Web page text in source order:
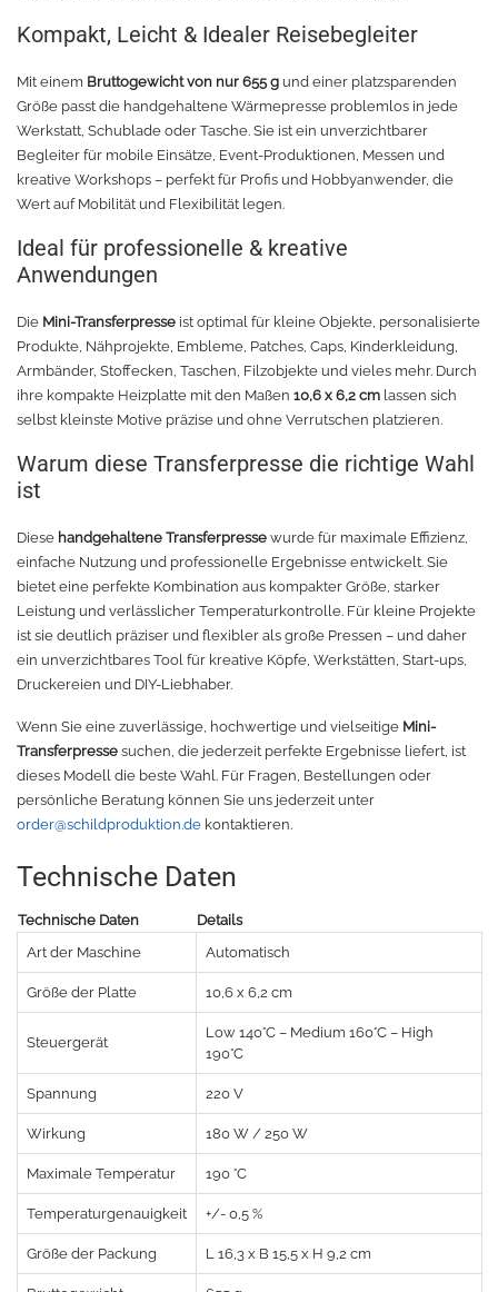
Chemica Darklite
Chemica Metallic
Chemica Fashion
Transferpapier
Transferfolie
Chemica Quickflex
Chemica Hotmark Revolution
Chemica Bling-Bling
Chemica Carbon
Sonnenschutzfolie für Autos
Marathon
Daylight
Solar Silber
Sunlight
Palisade
Farbkarte
Sublimationsmedien
Filament für 3D-Druck
PLA
PETG
ABS
Reinigungsset
Glasschaber
Verpackungsmaschinen
Klebeband
Ausrüstung
Rollenhalter
infokarten
Rollenständer
Zubehör für Transferpressen
Teflonkissen
Teflonfolie und Klebeband
Verschiedenes
Zubehör Schneideplotter
Verschiedene
Zubehör für Brother-Schneideplotter
Tinte
Sublimationsfarbe
Solvent Tinte
Direct to Film Tinte
Direct-to-Film Folie und Kleber
3D Drucker Zubehör
Kompakt, Leicht & Idealer Reisebegleiter
Mit einem Bruttogewicht von nur 655 g und einer platzsparenden
Größe passt die handgehaltene Wärmepresse problemlos in jede
Werkstatt, Schublade oder Tasche. Sie ist ein unverzichtbarer
Begleiter für mobile Einsätze, Event-Produktionen, Messen und
kreative Workshops – perfekt für Profis und Hobbyanwender, die
Wert auf Mobilität und Flexibilität legen.
Ideal für professionelle & kreative
Anwendungen
Die Mini-Transferpresse ist optimal für kleine Objekte, personalisierte
Produkte, Nähprojekte, Embleme, Patches, Caps, Kinderkleidung,
Armbänder, Stoffecken, Taschen, Filzobjekte und vieles mehr. Durch
ihre kompakte Heizplatte mit den Maßen 10,6 x 6,2 cm lassen sich
selbst kleinste Motive präzise und ohne Verrutschen platzieren.
Warum diese Transferpresse die richtige Wahl
ist
Diese handgehaltene Transferpresse wurde für maximale Effizienz,
einfache Nutzung und professionelle Ergebnisse entwickelt. Sie
bietet eine perfekte Kombination aus kompakter Größe, starker
Leistung und verlässlicher Temperaturkontrolle. Für kleine Projekte
ist sie deutlich präziser und flexibler als große Pressen – und daher
ein unverzichtbares Tool für kreative Köpfe, Werkstätten, Start-ups,
Druckereien und DIY-Liebhaber.
Wenn Sie eine zuverlässige, hochwertige und vielseitige Mini-
Transferpresse suchen, die jederzeit perfekte Ergebnisse liefert, ist
dieses Modell die beste Wahl. Für Fragen, Bestellungen oder
persönliche Beratung können Sie uns jederzeit unter
order@schildproduktion.de kontaktieren.
Technische Daten
Technische Daten
Details
Art der Maschine
Automatisch
Größe der Platte 10,6 x 6,2 cm
Steuergerät
Low 140°C – Medium 160°C – High
190°C
Spannung 220 V
Wirkung 180 W / 250 W
Maximale Temperatur 190 °C
Temperaturgenauigkeit +/- 0,5 %
Größe der Packung L 16,3 x B 15,5 x H 9,2 cm